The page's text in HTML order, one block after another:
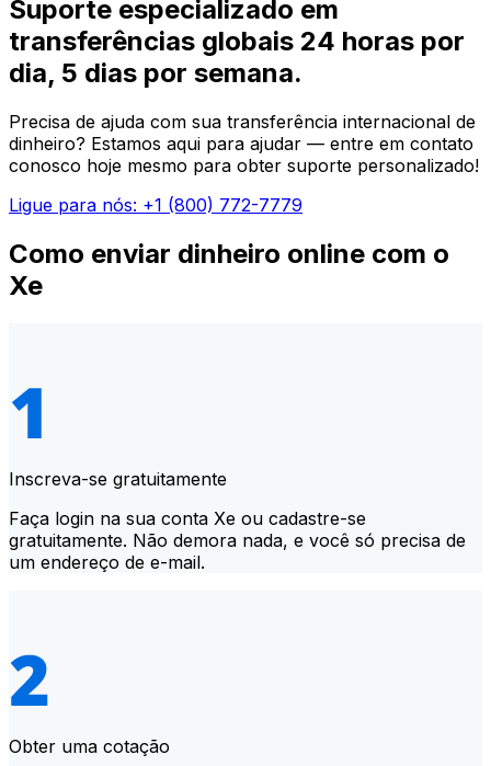
Suporte especializado em
transferências globais 24 horas por
dia, 5 dias por semana.
Precisa de ajuda com sua transferência internacional de
dinheiro? Estamos aqui para ajudar — entre em contato
conosco hoje mesmo para obter suporte personalizado!
Ligue para nós: +1 (800) 772-7779
Como enviar dinheiro online com o
Xe
Inscreva-se gratuitamente
Faça login na sua conta Xe ou cadastre-se
gratuitamente. Não demora nada, e você só precisa de
um endereço de e-mail.
Obter uma cotação